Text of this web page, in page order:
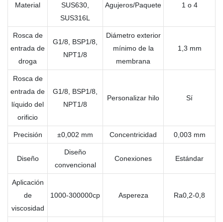
Material
SUS630,
SUS316L
Agujeros/Paquete 1 o 4
Rosca de
entrada de
droga
G1/8, BSP1/8,
NPT1/8
Diámetro exterior
mínimo de la
membrana
1,3 mm
Rosca de
entrada de
líquido del
orificio
G1/8, BSP1/8,
NPT1/8
Personalizar hilo Sí
Precisión ±0,002 mm Concentricidad 0,003 mm
Diseño
Diseño
convencional
Conexiones Estándar
Aplicación
de
viscosidad
1000-300000cp Aspereza Ra0,2-0,8